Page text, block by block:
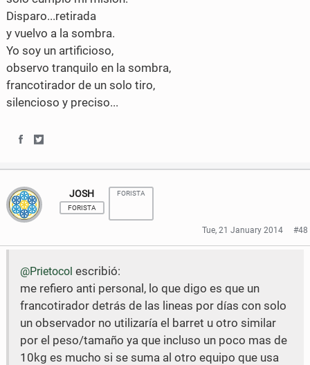
Disparo...retirada
y vuelvo a la sombra.
Yo soy un artificioso,
observo tranquilo en la sombra,
francotirador de un solo tiro,
silencioso y preciso...
h
a
r
e
h
a
r
e
o
n
T
w
JOSH
FORISTA
FORISTA
Tue, 21 January 2014 #48
@Prietocol escribió:
me refiero anti personal, lo que digo es que un
francotirador detrás de las lineas por días con solo
un observador no utilizaría el barret u otro similar
por el peso/tamaño ya que incluso un poco mas de
10kg es mucho si se suma al otro equipo que usa